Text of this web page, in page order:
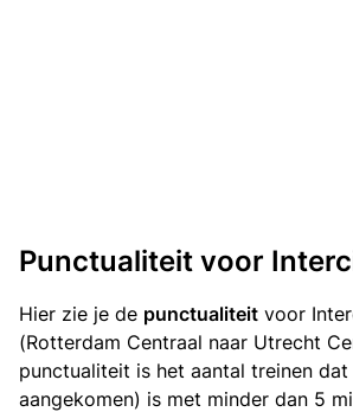
Punctualiteit voor
Hier zie je de punctualiteit voor
(Rotterdam Centraal naar Utrecht
punctualiteit is het aantal treinen
aangekomen) is met minder dan 5